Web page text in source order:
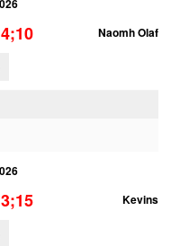
4;10 Naomh Olaf
3;15 Kevins